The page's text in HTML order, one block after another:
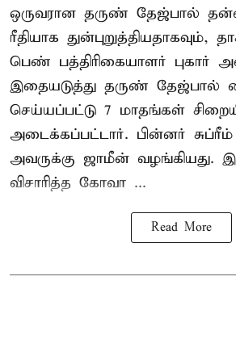
ஒருவரான தருண் தேஜ்பால்
ரீதியாக துன்புறுத்தியதாகவும்,
பெண் பத்திரிகையாளர் புகார்
இதையடுத்து தருண் தேஜ்பால்
செய்யப்பட்டு 7 மாதங்கள்
அடைக்கப்பட்டார். பின்னர்
அவருக்கு ஜாமீன் வழங்கியது.
விசாரித்த கோவா ...
Read More